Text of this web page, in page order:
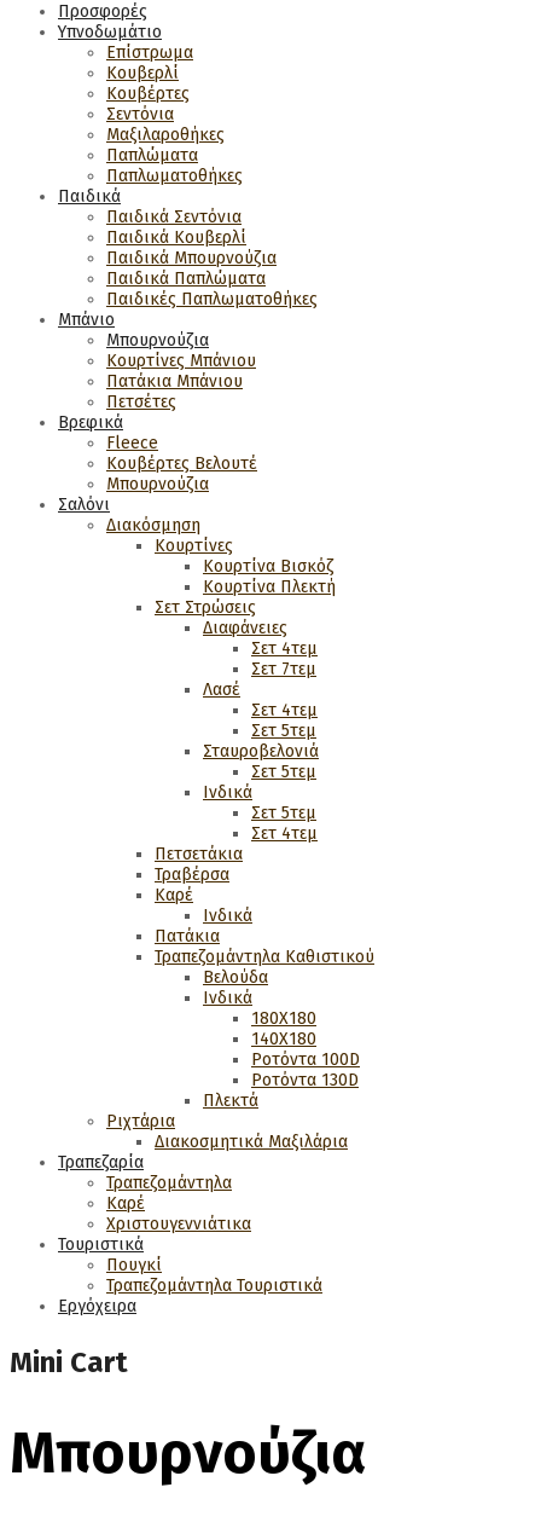
Προσφορές
Υπνοδωμάτιο
Επίστρωμα
Κουβερλί
Κουβέρτες
Σεντόνια
Μαξιλαροθήκες
Παπλώματα
Παπλωματοθήκες
Παιδικά
Παιδικά Σεντόνια
Παιδικά Κουβερλί
Παιδικά Μπουρνούζια
Παιδικά Παπλώματα
Παιδικές Παπλωματοθήκες
Μπάνιο
Μπουρνούζια
Κουρτίνες Μπάνιου
Πατάκια Μπάνιου
Πετσέτες
Βρεφικά
Fleece
Κουβέρτες Βελουτέ
Μπουρνούζια
Σαλόνι
Διακόσμηση
Κουρτίνες
Κουρτίνα Βισκόζ
Κουρτίνα Πλεκτή
Σετ Στρώσεις
Διαφάνειες
Σετ 4τεμ
Σετ 7τεμ
Λασέ
Σετ 4τεμ
Σετ 5τεμ
Σταυροβελονιά
Σετ 5τεμ
Ινδικά
Σετ 5τεμ
Σετ 4τεμ
Πετσετάκια
Τραβέρσα
Καρέ
Ινδικά
Πατάκια
Τραπεζομάντηλα Καθιστικού
Βελούδα
Ινδικά
180Χ180
140Χ180
Ροτόντα 100D
Ροτόντα 130D
Πλεκτά
Ριχτάρια
Διακοσμητικά Μαξιλάρια
Τραπεζαρία
Τραπεζομάντηλα
Καρέ
Χριστουγεννιάτικα
Τουριστικά
Πουγκί
Τραπεζομάντηλα Τουριστικά
Εργόχειρα
Mini Cart
Μπουρνούζια